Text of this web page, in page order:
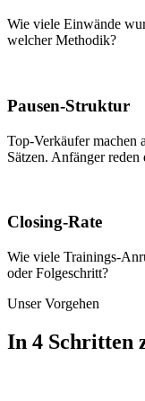
Wie viele Einwände
welcher Methodik?
Pausen-Struktur
Top-Verkäufer machen
Sätzen. Anfänger reden
Closing-Rate
Wie viele Trainings-
oder Folgeschritt?
Unser Vorgehen
In 4 Schritten